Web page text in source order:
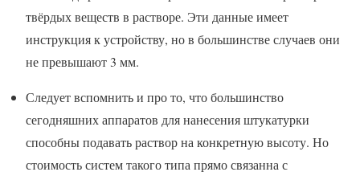
твёрдых веществ в растворе. Эти данные имеет
инструкция к устройству, но в большинстве случаев они
не превышают 3 мм.
Следует вспомнить и про то, что большинство
сегодняшних аппаратов для нанесения штукатурки
способны подавать раствор на конкретную высоту. Но
стоимость систем такого типа прямо связанна с